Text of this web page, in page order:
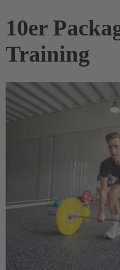
10er
Training